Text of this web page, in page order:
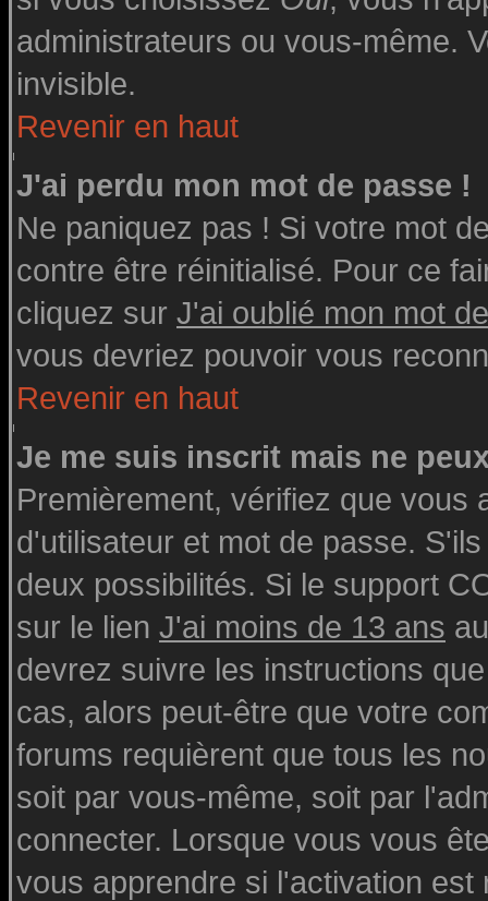
administrateurs ou vous-même.
invisible.
Revenir en haut
J'ai perdu mon mot de passe !
Ne paniquez pas ! Si votre mot
contre être réinitialisé. Pour ce
cliquez sur J'ai oublié mon mot
vous devriez pouvoir vous
Revenir en haut
Je me suis inscrit mais ne
Premièrement, vérifiez que
d'utilisateur et mot de passe.
deux possibilités. Si le support
sur le lien J'ai moins de 13 ans
devrez suivre les instructions
cas, alors peut-être que votre
forums requièrent que tous les
soit par vous-même, soit par
connecter. Lorsque vous vous
vous apprendre si l'activation